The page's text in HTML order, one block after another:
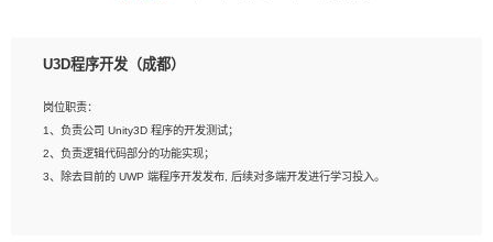
U3D程序开发（成都）
岗位职责：
1、负责公司 Unity3D 程序的开发测试；
2、负责逻辑代码部分的功能实现；
3、除去目前的 UWP 端程序开发发布, 后续对多端开发进行学习投入。